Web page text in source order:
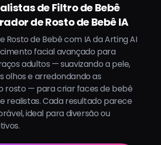
de Filtro de Bebê
de Rosto de Bebê IA
Rosto de Bebê com IA da Arting AI
facial avançado para
adultos — suavizando a pele,
olhos e arredondando as
rosto — para criar faces de bebê
realistas. Cada resultado parece
ideal para diversão ou